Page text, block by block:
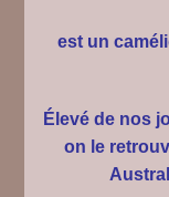
est un
Élevé de nos
on le